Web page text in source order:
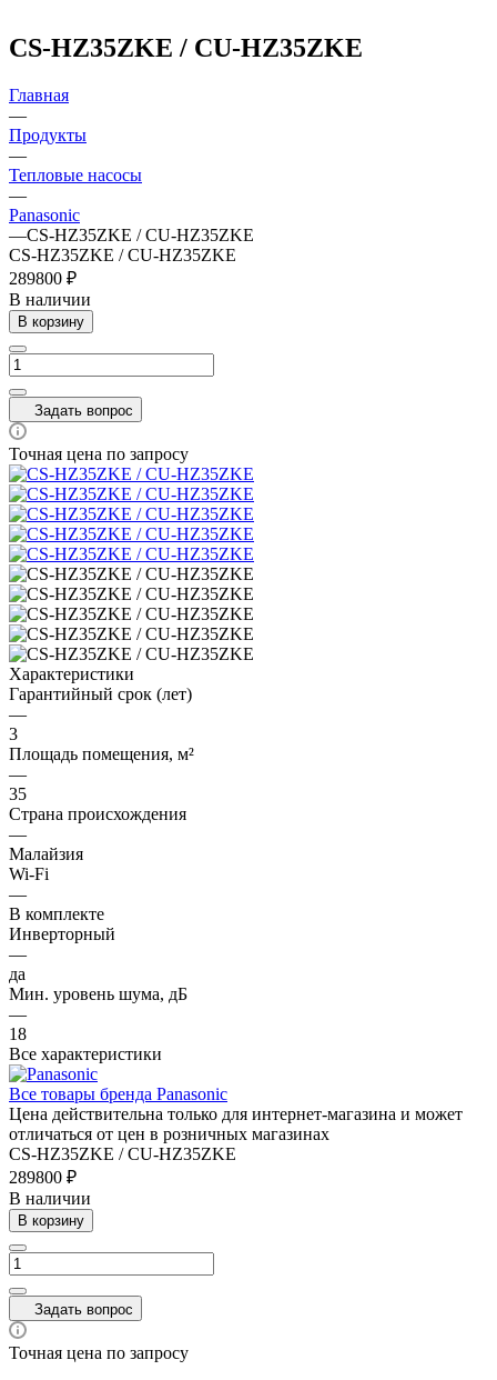
CS-HZ35ZKE / CU-HZ35ZKE
Главная
—
Продукты
—
Тепловые насосы
—
Panasonic
—CS-HZ35ZKE / CU-HZ35ZKE
CS-HZ35ZKE / CU-HZ35ZKE
289800 ₽
В наличии
В корзину
Задать вопрос
Точная цена по запросу
Характеристики
Гарантийный срок (лет)
—
3
Площадь помещения, м²
—
35
Страна происхождения
—
Малайзия
Wi-Fi
—
В комплекте
Инверторный
—
да
Мин. уровень шума, дБ
—
18
Все характеристики
Все товары бренда Panasonic
Цена действительна только для интернет-магазина и может
отличаться от цен в розничных магазинах
CS-HZ35ZKE / CU-HZ35ZKE
289800 ₽
В наличии
В корзину
Задать вопрос
Точная цена по запросу